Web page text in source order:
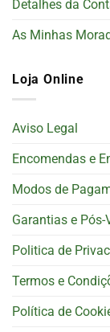
Detalhes da
As Minhas
Loja Online
Aviso Legal
Encomendas e
Modos de
Garantias e Pós-
Politica de
Termos e
Política de